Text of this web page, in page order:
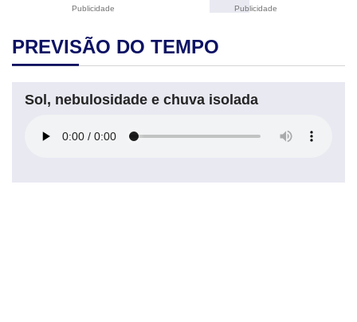
Publicidade Publicidade
PREVISÃO DO TEMPO
Sol, nebulosidade e chuva isolada